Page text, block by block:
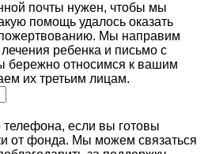
почты нужен, чтобы мы
помощь удалось оказать
Мы направим
лечения ребенка и письмо с
бережно относимся к вашим
их третьим лицам.
если вы готовы
от фонда. Мы можем связаться